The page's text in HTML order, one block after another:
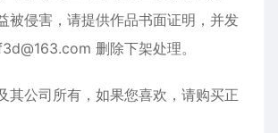
被侵害，请提供作品书面证明，并发
删除下架处理。
其公司所有，如果您喜欢，请购买正